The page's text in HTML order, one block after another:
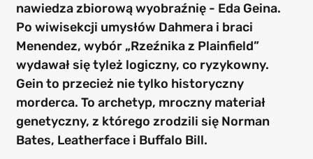
nawiedza zbiorową wyobraźnię - Eda Geina.
Po wiwisekcji umysłów Dahmera i braci
Menendez, wybór „Rzeźnika z Plainfield”
wydawał się tyleż logiczny, co ryzykowny.
Gein to przecież nie tylko historyczny
morderca. To archetyp, mroczny materiał
genetyczny, z którego zrodzili się Norman
Bates, Leatherface i Buffalo Bill.